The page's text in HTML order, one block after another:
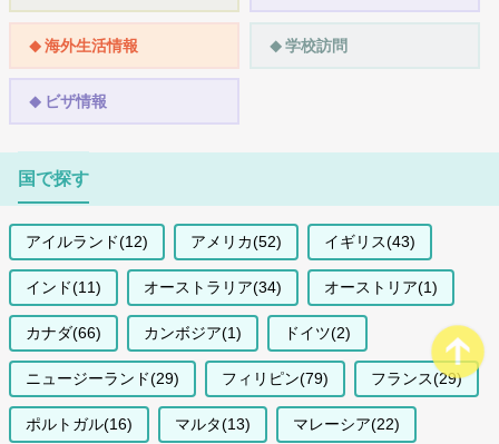
海外生活情報 学校訪問
ビザ情報
国で探す
アイルランド(12) アメリカ(52) イギリス(43)
インド(11) オーストラリア(34) オーストリア(1)
カナダ(66) カンボジア(1) ドイツ(2)
ニュージーランド(29) フィリピン(79) フランス(29)
ポルトガル(16) マルタ(13) マレーシア(22)